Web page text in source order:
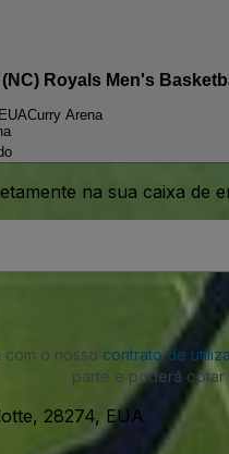
Royals Men's
Curry Arena
na sua caixa de
com o nosso contrato de
parte e poderá optar
28274, EUA